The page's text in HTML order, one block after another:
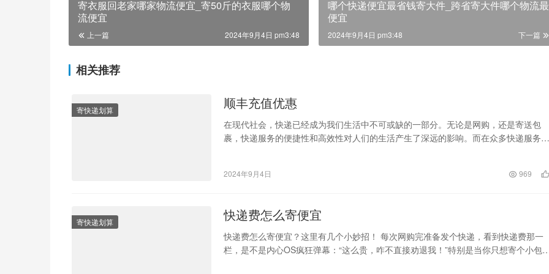
寄衣服回老家哪家物流便宜_寄50斤的衣服哪个物
流便宜
上一篇 2024年9月4日 pm3:48
哪个快递便宜最省钱寄大件_跨省寄大件哪个物流最
便宜
下一篇
2024年9月4日 pm3:48
相关推荐
寄快递划算 顺丰充值优惠
在现代社会，快递已经成为我们生活中不可或缺的一部分。无论是网购，还是寄送包
裹，快递服务的便捷性和高效性对人们的生活产生了深远的影响。而在众多快递服务
2024年9月4日 969
寄快递划算 快递费怎么寄便宜
快递费怎么寄便宜？这里有几个小妙招！ 每次网购完准备发个快递，看到快递费那一
栏，是不是内心OS疯狂弹幕：“这么贵，咋不直接劝退我！”特别是当你只想寄个小包